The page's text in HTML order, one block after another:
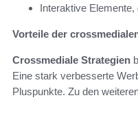
Interaktive
Vorteile der
Crossmediale Strategien
Eine stark verbesserte
Pluspunkte. Zu den